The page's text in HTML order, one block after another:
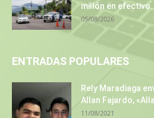
millón en
05/08/2026
ENTRADAS POPULARES
Rely Maradiaga
Allan Fajardo,
11/08/2021